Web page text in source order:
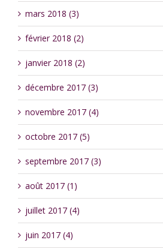
mars 2018 (3)
février 2018 (2)
janvier 2018 (2)
décembre 2017 (3)
novembre 2017 (4)
octobre 2017 (5)
septembre 2017 (3)
août 2017 (1)
juillet 2017 (4)
juin 2017 (4)